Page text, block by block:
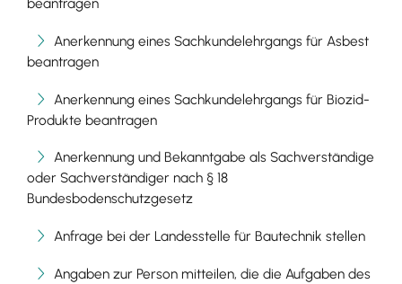
beantragen
Anerkennung eines Sachkundelehrgangs für Asbest
beantragen
Anerkennung eines Sachkundelehrgangs für Biozid-
Produkte beantragen
Anerkennung und Bekanntgabe als Sachverständige
oder Sachverständiger nach § 18
Bundesbodenschutzgesetz
Anfrage bei der Landesstelle für Bautechnik stellen
Angaben zur Person mitteilen, die die Aufgaben des